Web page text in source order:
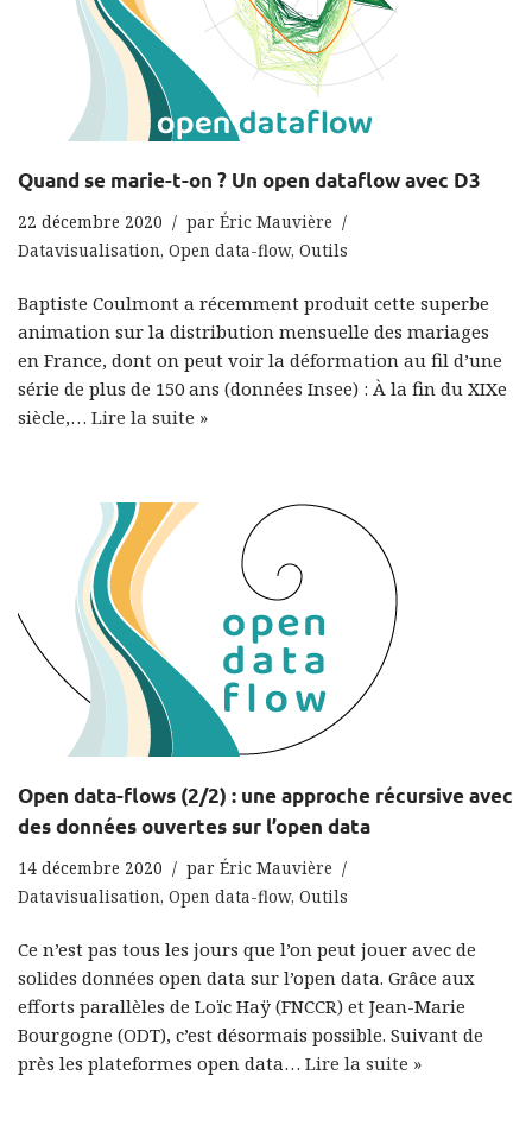
Quand se marie-t-on ? Un open dataflow avec D3
22 décembre 2020 par Éric Mauvière
Datavisualisation, Open data-flow, Outils
Baptiste Coulmont a récemment produit cette superbe
animation sur la distribution mensuelle des mariages
en France, dont on peut voir la déformation au fil d’une
série de plus de 150 ans (données Insee) : À la fin du XIXe
siècle,… Lire la suite »
Open data-flows (2/2) : une approche récursive avec
des données ouvertes sur l’open data
14 décembre 2020 par Éric Mauvière
Datavisualisation, Open data-flow, Outils
Ce n’est pas tous les jours que l’on peut jouer avec de
solides données open data sur l’open data. Grâce aux
efforts parallèles de Loïc Haÿ (FNCCR) et Jean-Marie
Bourgogne (ODT), c’est désormais possible. Suivant de
près les plateformes open data… Lire la suite »